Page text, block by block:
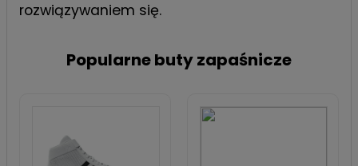
rozwiązywaniem się.
Popularne buty zapaśnicze